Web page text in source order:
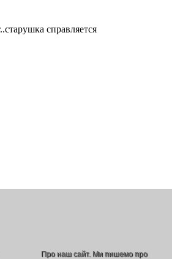
Про наш сайт. Ми пишемо про